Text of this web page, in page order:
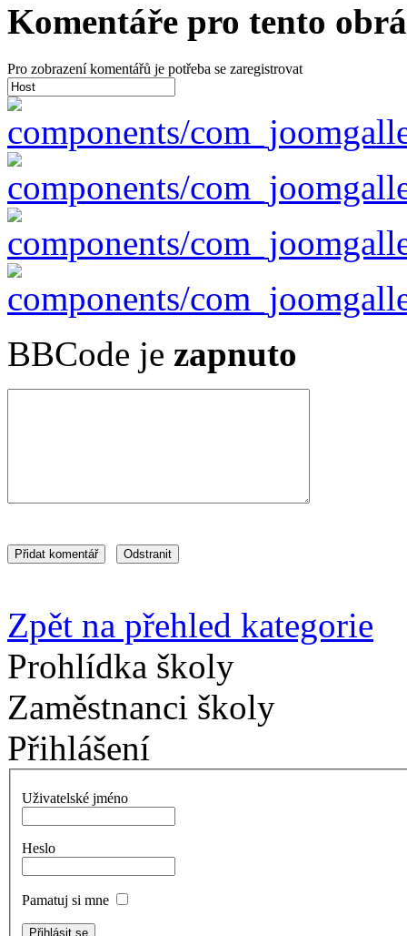
Komentáře pro tento
Pro zobrazení komentářů je potřeba se zaregistrovat
BBCode je zapnuto
Zpět na přehled kategorie
Prohlídka školy
Zaměstnanci školy
Přihlášení
Uživatelské jméno
Heslo
Pamatuj si mne